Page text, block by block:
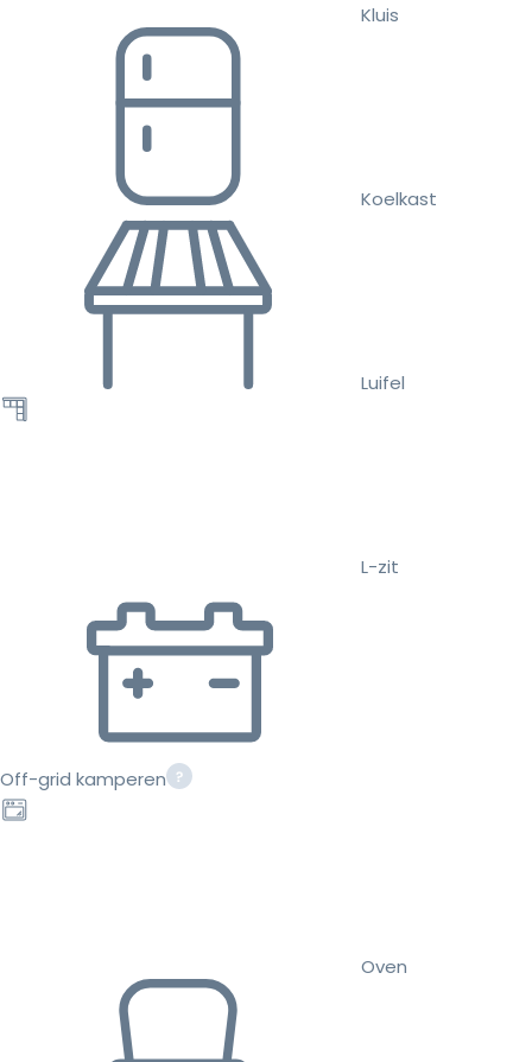
Kluis
Koelkast
Luifel
L-zit
Off-grid kamperen
Oven